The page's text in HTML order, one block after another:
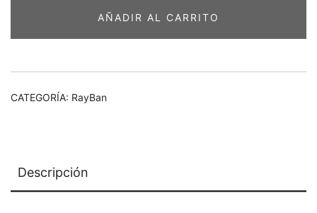
cantidad
AÑADIR AL CARRITO
CATEGORÍA: RayBan
Descripción